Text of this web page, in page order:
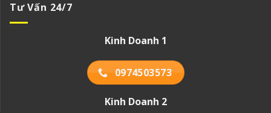
Tư Vấn 24/7
Kinh Doanh 1
0974503573
Kinh Doanh 2